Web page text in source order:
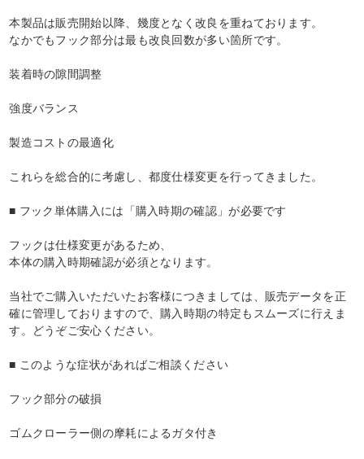
本製品は販売開始以降、幾度となく改良を重ねております。
なかでもフック部分は最も改良回数が多い箇所です。
装着時の隙間調整
強度バランス
製造コストの最適化
これらを総合的に考慮し、都度仕様変更を行ってきました。
■ フック単体購入には「購入時期の確認」が必要です
フックは仕様変更があるため、
本体の購入時期確認が必須となります。
当社でご購入いただいたお客様につきましては、販売データを正
確に管理しておりますので、購入時期の特定もスムーズに行えま
す。どうぞご安心ください。
■ このような症状があればご相談ください
フック部分の破損
ゴムクローラー側の摩耗によるガタ付き